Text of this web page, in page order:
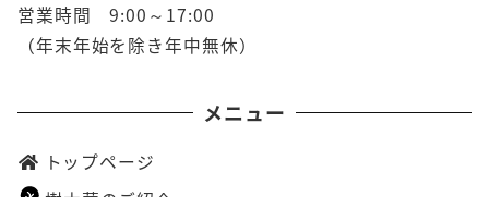
営業時間 9:00～17:00
（年末年始を除き年中無休）
メニュー
トップページ